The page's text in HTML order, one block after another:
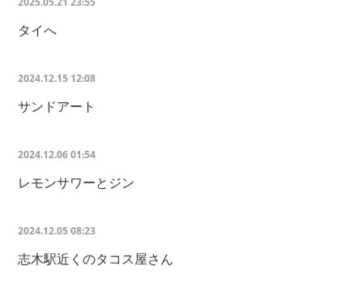
タイへ
2024.12.15 12:08
サンドアート
2024.12.06 01:54
レモンサワーとジン
2024.12.05 08:23
志木駅近くのタコス屋さん